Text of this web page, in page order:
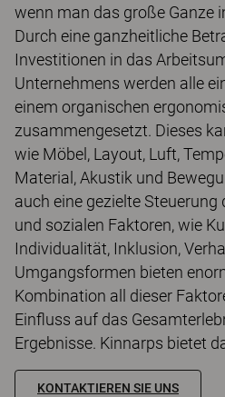
wenn man das große Ganze
Durch eine ganzheitliche
Investitionen in das
Unternehmens werden alle
einem organischen
zusammengesetzt. Dieses
wie Möbel, Layout, Luft,
Material, Akustik und
auch eine gezielte
und sozialen Faktoren, wie
Individualität, Inklusion,
Umgangsformen bieten
Kombination all dieser
Einfluss auf das
Ergebnisse. Kinnarps bietet
KONTAKTIEREN SIE UNS